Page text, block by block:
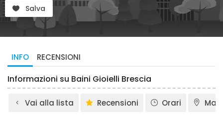
Salva
INFO RECENSIONI
Informazioni su Baini Gioielli Brescia
Vai alla lista Recensioni Orari